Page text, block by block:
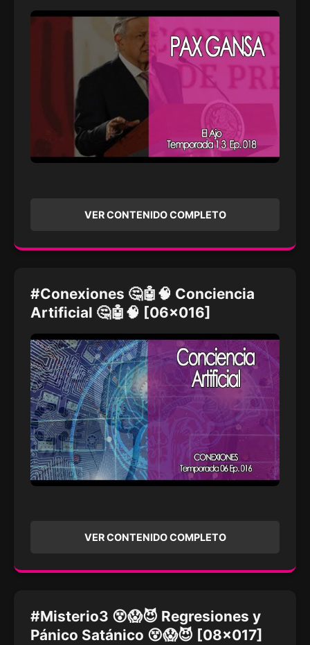
VER CONTENIDO COMPLETO
#Conexiones 🤔🤖🧠 Conciencia
Artificial 🤔🤖🧠 [06x016]
VER CONTENIDO COMPLETO
#Misterio3 😵😱😈 Regresiones y
Pánico Satánico 😵😱😈 [08x017]